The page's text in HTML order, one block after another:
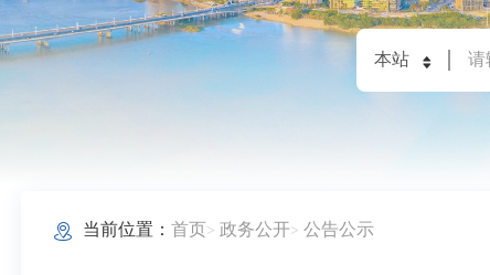
当前位置：首页 政务公开 公告公示